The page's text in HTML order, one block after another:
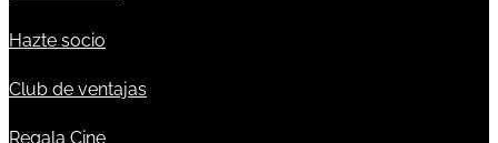
Hazte socio
Club de ventajas
Regala Cine